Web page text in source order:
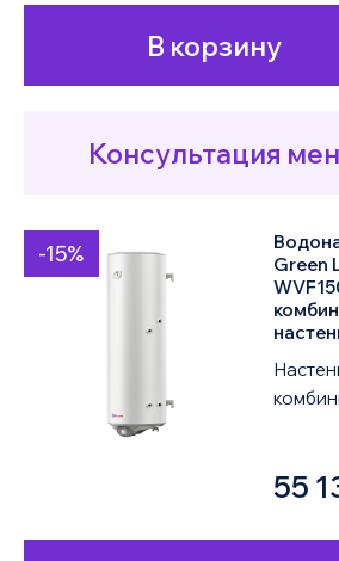
В корзину
Консультация
-15%
Green
2KW
55